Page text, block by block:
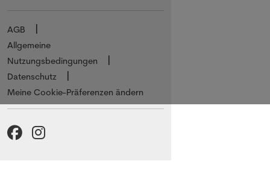
AGB
Allgemeine
Nutzungsbedingungen
Datenschutz
Meine Cookie-Präferenzen ändern